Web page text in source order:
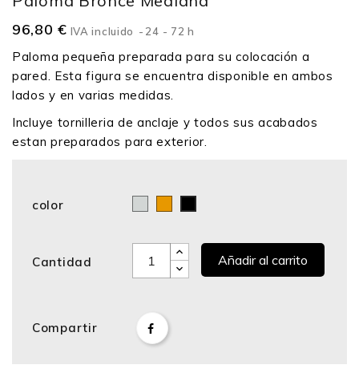
96,80 € IVA incluido 24 - 72 h
Paloma pequeña preparada para su colocación a
pared. Esta figura se encuentra disponible en ambos
lados y en varias medidas.
Incluye tornilleria de anclaje y todos sus acabados
estan preparados para exterior.
color
Cantidad Añadir al carrito
Compartir